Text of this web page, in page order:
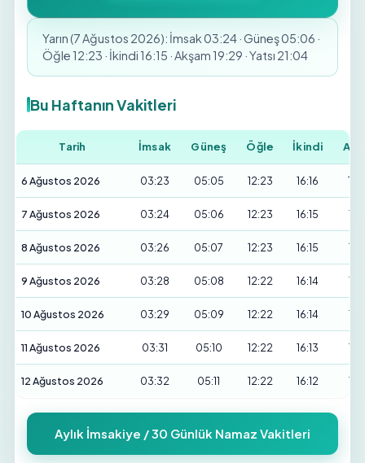
Yarın (7 Ağustos 2026): İmsak 03:24 · Güneş 05:06 ·
Öğle 12:23 · İkindi 16:15 · Akşam 19:29 · Yatsı 21:04
Bu Haftanın Vakitleri
Tarih İmsak Güneş Öğle İkindi
6 Ağustos 2026 03:23 05:05 12:23 16:16
7 Ağustos 2026 03:24 05:06 12:23 16:15
8 Ağustos 2026 03:26 05:07 12:23 16:15
9 Ağustos 2026 03:28 05:08 12:22 16:14
10 Ağustos 2026 03:29 05:09 12:22 16:14
11 Ağustos 2026 03:31 05:10 12:22 16:13
12 Ağustos 2026 03:32 05:11 12:22 16:12
Aylık İmsakiye / 30 Günlük Namaz Vakitleri